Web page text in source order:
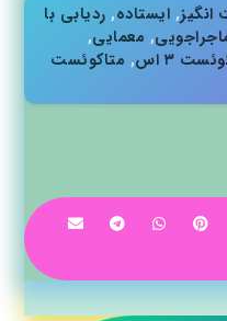
, ایستاده, ردیابی با
, معمایی,
۳ اس , متاکوئست